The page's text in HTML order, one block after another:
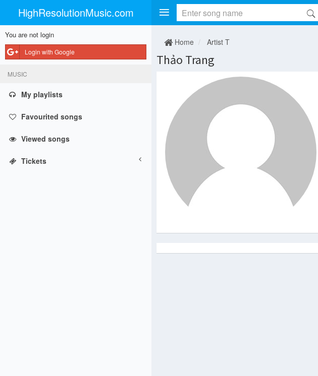
HighResolutionMusic.com
You are not login
Login with Google
MUSIC
My playlists
Favourited songs
Viewed songs
Tickets
Home Artist T
Thảo Trang